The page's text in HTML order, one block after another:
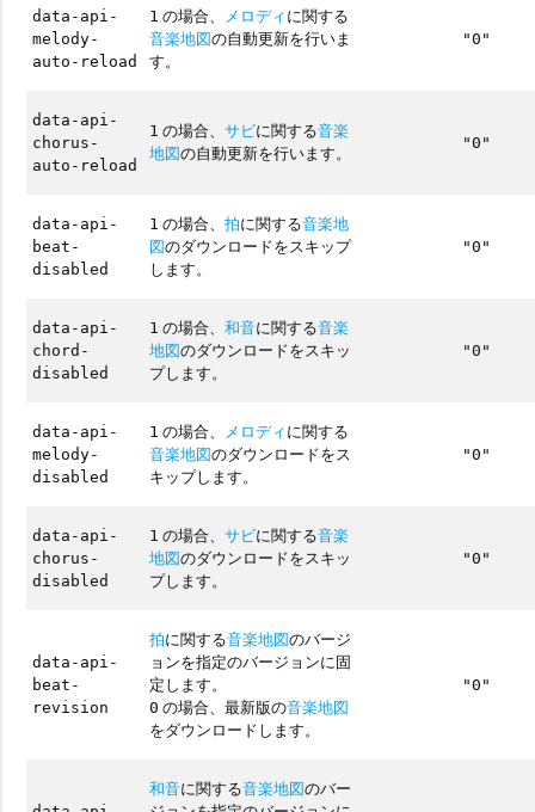
data-api-
melody-
auto-reload
1 の場合、 メロディに関する
音楽地図の自動更新を行いま
す。
"0"
data-api-
chorus-
auto-reload
1 の場合、サビに関する音楽
地図の自動更新を行います。
"0"
data-api-
beat-
disabled
1 の場合、拍に関する音楽地
図のダウンロードをスキップ
します。
"0"
data-api-
chord-
disabled
1 の場合、和音に関する音楽
地図のダウンロードをスキッ
プします。
"0"
data-api-
melody-
disabled
1 の場合、 メロディに関する
音楽地図のダウンロードをス
キップします。
"0"
data-api-
chorus-
disabled
1 の場合、サビに関する音楽
地図のダウンロードをスキッ
プします。
"0"
data-api-
beat-
revision
拍に関する音楽地図のバージ
ョンを指定のバージョンに固
定します。
0 の場合、最新版の音楽地図
をダウンロードします。
"0"
和音に関する音楽地図のバー